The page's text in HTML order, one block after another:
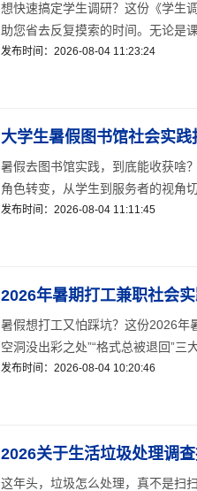
想快速搞定学生调研？这份《学生
助您省去反复摸索的时间。无论是
发布时间：2026-08-04 11:23:24
大学生暑假图书馆社会实践
暑假去图书馆实践，到底能收获啥
角色转变，从学生到服务者的视角
发布时间：2026-08-04 11:11:45
2026年暑期打工兼职社会
暑假想打工又怕踩坑？这份2026年
空洞没出彩之处”“格式总被退回”三
发布时间：2026-08-04 10:20:46
2026关于生活垃圾处理调
这年头，垃圾怎么处理，真不是扫